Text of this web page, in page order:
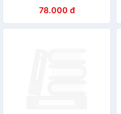
78.000 đ